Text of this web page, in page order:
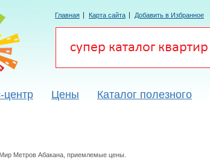
Главная Карта сайта Добавить в Избранное
центр Цены Каталог полезного
Метров Абакана, приемлемые цены.